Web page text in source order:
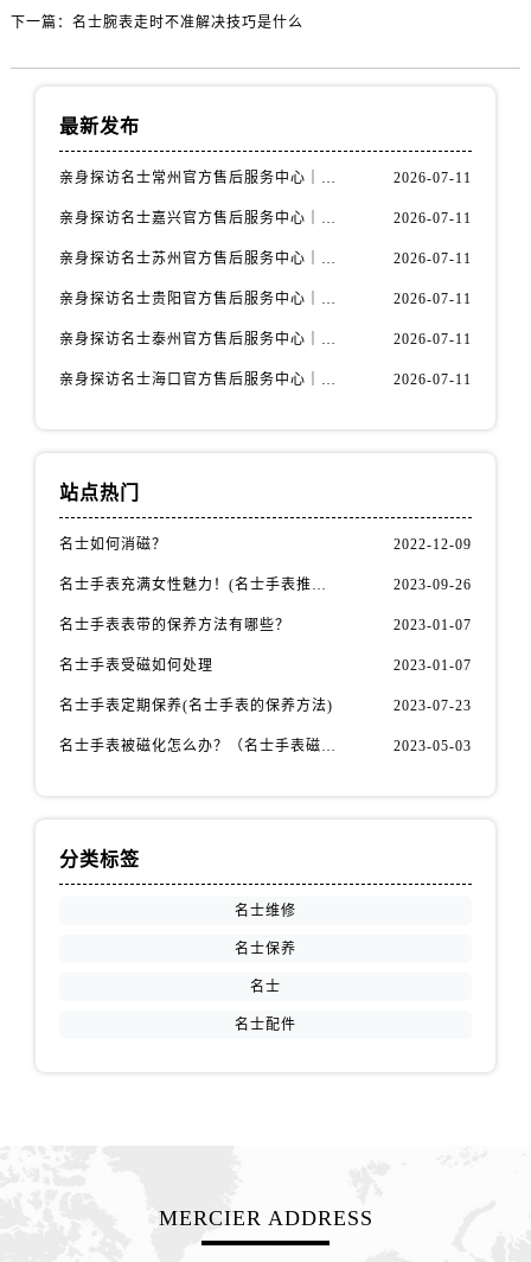
山西省阳泉市郊区平阳东街与新城大道交叉口名士售后服务中心（需提前预约）
安徽省淮北市相山区淮海路名士售后服务中心（需提前预约）
福建省宁德市蕉城区天湖东路名士售后服务中心（需提前预约）
下一篇： 名士腕表走时不准解决技巧是什么
最新发布
亲身探访名士常州官方售后服务中心｜全新官方服务电话与地址（2026年7月最新） 2026-07-11
亲身探访名士嘉兴官方售后服务中心｜全新地址和售后电话（2026年7月最新） 2026-07-11
亲身探访名士苏州官方售后服务中心｜服务热线与门店详细地址（2026年7月最新） 2026-07-11
亲身探访名士贵阳官方售后服务中心｜网点地址与电话（2026年7月最新） 2026-07-11
亲身探访名士泰州官方售后服务中心｜最新网点地址及热线（2026年7月最新） 2026-07-11
亲身探访名士海口官方售后服务中心｜全部地址与售后电话（2026年7月最新） 2026-07-11
站点热门
名士如何消磁？ 2022-12-09
名士手表充满女性魅力！(名士手表推荐！) 2023-09-26
名士手表表带的保养方法有哪些？ 2023-01-07
名士手表受磁如何处理 2023-01-07
名士手表定期保养(名士手表的保养方法) 2023-07-23
名士手表被磁化怎么办？（名士手表磁化处理方法） 2023-05-03
分类标签
名士维修
名士保养
名士
名士配件
MERCIER ADDRESS